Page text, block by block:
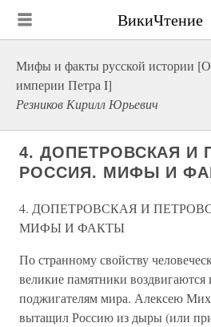
ВикиЧтение
Мифы и факты русской истории
империи Петра I]
Резников Кирилл Юрьевич
4. ДОПЕТРОВСКАЯ И
РОССИЯ. МИФЫ И
4. ДОПЕТРОВСКАЯ И
МИФЫ И ФАКТЫ
По странному свойству
великие памятники
поджигателям мира. Алексею
вытащил Россию из дыры (или